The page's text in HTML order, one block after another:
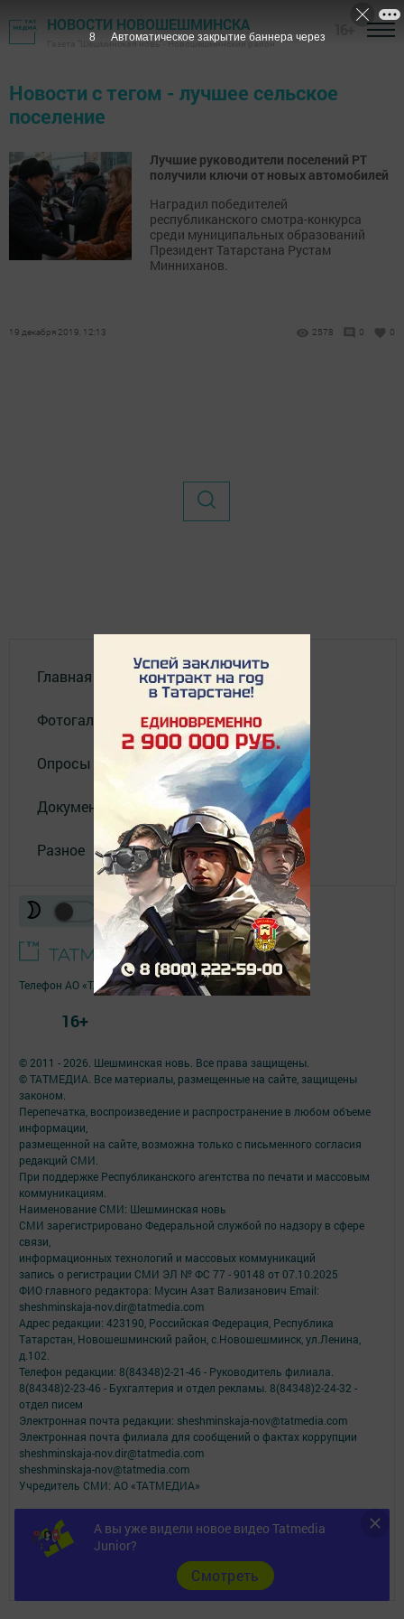
НОВОСТИ НОВОШЕШМИНСКА
Газета "Шешминская новь" - Новошешминский район
Новости с тегом - лучшее сельское
поселение
Лучшие руководители поселений РТ
получили ключи от новых автомобилей
Наградил победителей
республиканского смотра-конкурса
среди муниципальных образований
Президент Татарстана Рустам
Минниханов.
19 декабря 2019, 12:13 2578 0 0
Главная
Фотогалереи
Опросы
Документы
Разное
А вы уже видели новое видео Tatmedia
Junior?
Cмотреть
© 2011 - 2026. Шешминская новь. Все права защищены.
© ТАТМЕДИА. Все материалы, размещенные на сайте, защищены
законом.
Перепечатка, воспроизведение и распространение в любом объеме
информации,
размещенной на сайте, возможна только с письменного согласия
редакций СМИ.
При поддержке Республиканского агентства по печати и массовым
коммуникациям.
Наименование СМИ: Шешминская новь
СМИ зарегистрировано Федеральной службой по надзору в сфере
связи,
информационных технологий и массовых коммуникаций
запись о регистрации СМИ ЭЛ № ФС 77 - 90148 от 07.10.2025
ФИО главного редактора: Мусин Азат Вализанович Email:
sheshminskaja-nov.dir@tatmedia.com
Адрес редакции: 423190, Российская Федерация, Республика
Татарстан, Новошешминский район, с.Новошешминск, ул.Ленина,
д.102.
Телефон редакции: 8(84348)2-21-46 - Руководитель филиала.
8(84348)2-23-46 - Бухгалтерия и отдел рекламы. 8(84348)2-24-32 -
отдел писем
Электронная почта редакции: sheshminskaja-nov@tatmedia.com
Электронная почта филиала для сообщений о фактах коррупции
sheshminskaja-nov.dir@tatmedia.com
sheshminskaja-nov@tatmedia.com
Учредитель СМИ: АО «ТАТМЕДИА»
Антикоррупционная политика
АО «ТАТМЕДИА» использует «cookie»для персонализации сервисов и
удобства пользователей сайтом.
Использование «cookie» можно отменить в настройках браузера.
Политика конфиденциальности
Телефон АО «ТАТМЕДИА»:(843) 222 09 84
16+
8 Автоматическое закрытие баннера через